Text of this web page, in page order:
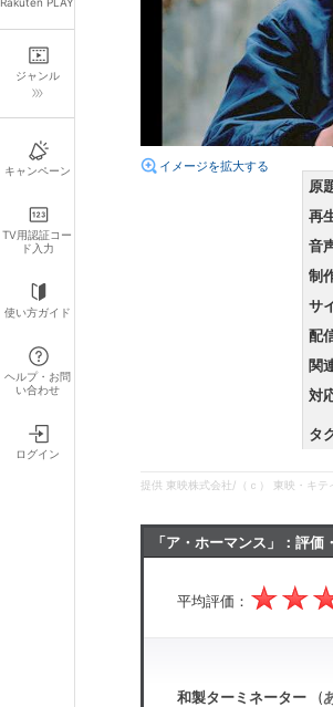
ジャンル
キャンペーン
TV用認証コー
ド入力
使い方ガイド
ヘルプ・お問
い合わせ
ログイン
イメージを拡大する
監督
脚
あ
新
て
原
再
音
制
サ
配
関
対
タ
提供 東映株式会社/（ｃ） 東映・キテ
「ア・ホーマンス」：評価
平均評価：
和製ターミネーター (